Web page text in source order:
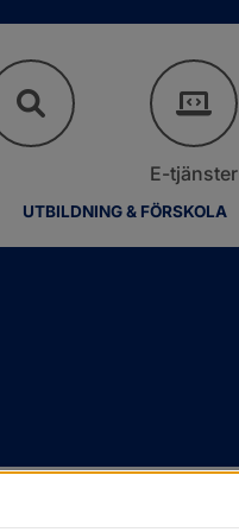
UTBILDNING & FÖRSKOLA
E-tjänster